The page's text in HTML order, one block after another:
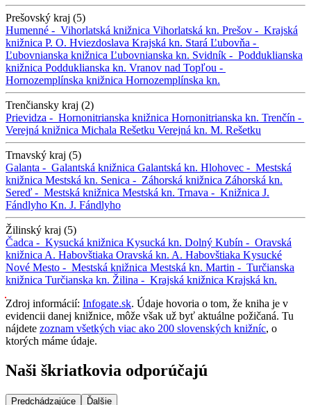
Prešovský kraj (5)
Humenné - Vihorlatská knižnica Vihorlatská kn. Prešov - Krajská
knižnica P. O. Hviezdoslava Krajská kn. Stará Ľubovňa -
Ľubovnianska knižnica Ľubovnianska kn. Svidník - Podduklianska
knižnica Podduklianska kn. Vranov nad Topľou -
Hornozemplínska knižnica Hornozemplínska kn.
Trenčiansky kraj (2)
Prievidza - Hornonitrianska knižnica Hornonitrianska kn. Trenčín -
Verejná knižnica Michala Rešetku Verejná kn. M. Rešetku
Trnavský kraj (5)
Galanta - Galantská knižnica Galantská kn. Hlohovec - Mestská
knižnica Mestská kn. Senica - Záhorská knižnica Záhorská kn.
Sereď - Mestská knižnica Mestská kn. Trnava - Knižnica J.
Fándlyho Kn. J. Fándlyho
Žilinský kraj (5)
Čadca - Kysucká knižnica Kysucká kn. Dolný Kubín - Oravská
knižnica A. Habovštiaka Oravská kn. A. Habovštiaka Kysucké
Nové Mesto - Mestská knižnica Mestská kn. Martin - Turčianska
knižnica Turčianska kn. Žilina - Krajská knižnica Krajská kn.
Zdroj informácií: Infogate.sk. Údaje hovoria o tom, že kniha je v
evidencii danej knižnice, môže však už byť aktuálne požičaná. Tu
nájdete zoznam všetkých viac ako 200 slovenských knižníc, o
ktorých máme údaje.
Naši škriatkovia odporúčajú
Predchádzajúce Ďalšie